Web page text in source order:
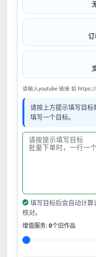
订
请输入youtube 链接 如
请按上方提示填写目
填写一个目标。
填写目标后会自动计算
核对。
增值服务: 0个旧作品